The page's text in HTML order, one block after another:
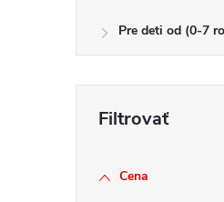
Pre deti od (0-7
Cena